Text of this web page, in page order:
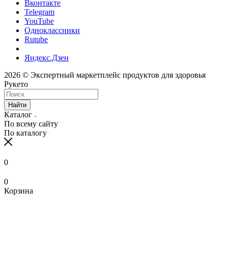
Вконтакте
Telegram
YouTube
Одноклассники
Rutube
Яндекс.Дзен
2026 © Экспертный маркетплейс продуктов для здоровья
Рукето
Найти
Каталог
По всему сайту
По каталогу
0
0
Корзина